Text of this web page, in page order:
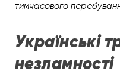
тимчасового
Українські
незламності